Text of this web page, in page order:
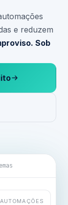
e reduzem
Sob
AUTOMAÇÕES